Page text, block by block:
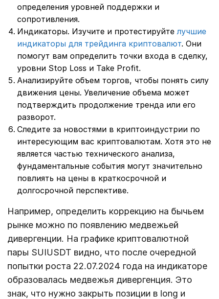
определения уровней поддержки и
сопротивления.
Индикаторы. Изучите и протестируйте лучшие
индикаторы для трейдинга криптовалют. Они
помогут вам определить точки входа в сделку,
уровни Stop Loss и Take Profit.
Анализируйте объем торгов, чтобы понять силу
движения цены. Увеличение объема может
подтверждить продолжение тренда или его
разворот.
Следите за новостями в криптоиндустрии по
интересующим вас криптовалютам. Хотя это не
является частью технического анализа,
фундаментальные события могут значительно
повлиять на цены в краткосрочной и
долгосрочной перспективе.
Например, определить коррекцию на бычьем
рынке можно по появлению медвежьей
дивергенции. На графике криптовалютной
пары SUIUSDT видно, что после очередной
попытки роста 22.07.2024 года на индикаторе
образовалась медвежья дивергенция. Это
знак, что нужно закрыть позиции в long и